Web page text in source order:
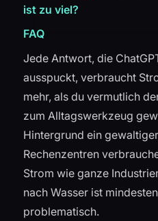
ist zu viel?
FAQ
Jede Antwort, die
ausspuckt, verbraucht
mehr, als du vermutlich
zum Alltagswerkzeug
Hintergrund ein
Rechenzentren
Strom wie ganze
nach Wasser ist
problematisch.